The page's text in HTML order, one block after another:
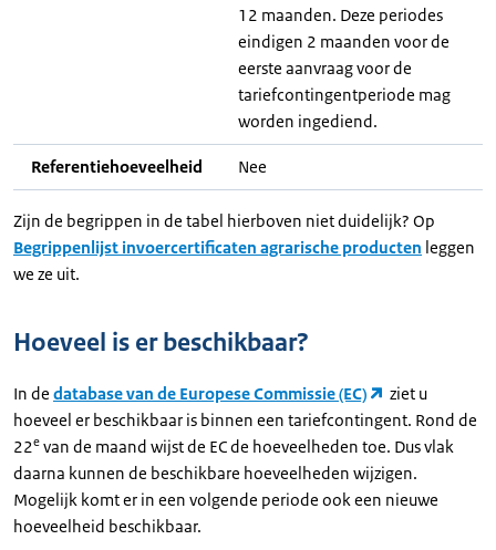
12 maanden. Deze periodes
eindigen 2 maanden voor de
eerste aanvraag voor de
tariefcontingentperiode mag
worden ingediend.
Referentiehoeveelheid Nee
Zijn de begrippen in de tabel hierboven niet duidelijk? Op
Begrippenlijst invoercertificaten agrarische producten leggen
we ze uit.
Hoeveel is er beschikbaar?
In de database van de Europese Commissie (EC)
ziet u
hoeveel er beschikbaar is binnen een tariefcontingent. Rond de
22e van de maand wijst de EC de hoeveelheden toe. Dus vlak
daarna kunnen de beschikbare hoeveelheden wijzigen.
Mogelijk komt er in een volgende periode ook een nieuwe
hoeveelheid beschikbaar.